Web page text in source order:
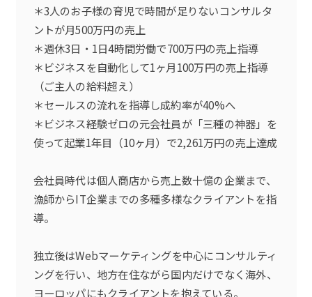
＊3人のお子様の育児で時間が足りないコンサルタ
ントが月500万円の売上
＊週休3日・1日4時間労働で700万円の売上指導
＊ビジネスを自動化して1ヶ月100万円の売上指導
（ご主人の給料超え）
＊セールスの流れを指導し成約率が40%へ
＊ビジネス経験ゼロの元会社員が「三種の神器」を
使って起業1年目（10ヶ月）で2,261万円の売上達成
会社員時代は個人商店から売上数十億の企業まで、
漁師からIT企業までの多種多様なクライアントを指
導。
独立後はWebマーケティングを中心にコンサルティ
ングを行い、地方在住ながら国内だけでなく海外、
ヨーロッパにもクライアントを抱えている。